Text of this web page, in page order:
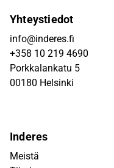
Yhteystiedot
info@inderes.fi
+358 10 219 4690
Porkkalankatu 5
00180 Helsinki
Inderes
Meistä